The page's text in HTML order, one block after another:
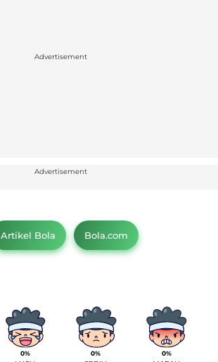
Advertisement
Advertisement
Artikel Bola Bola.com
0% 0% 0%